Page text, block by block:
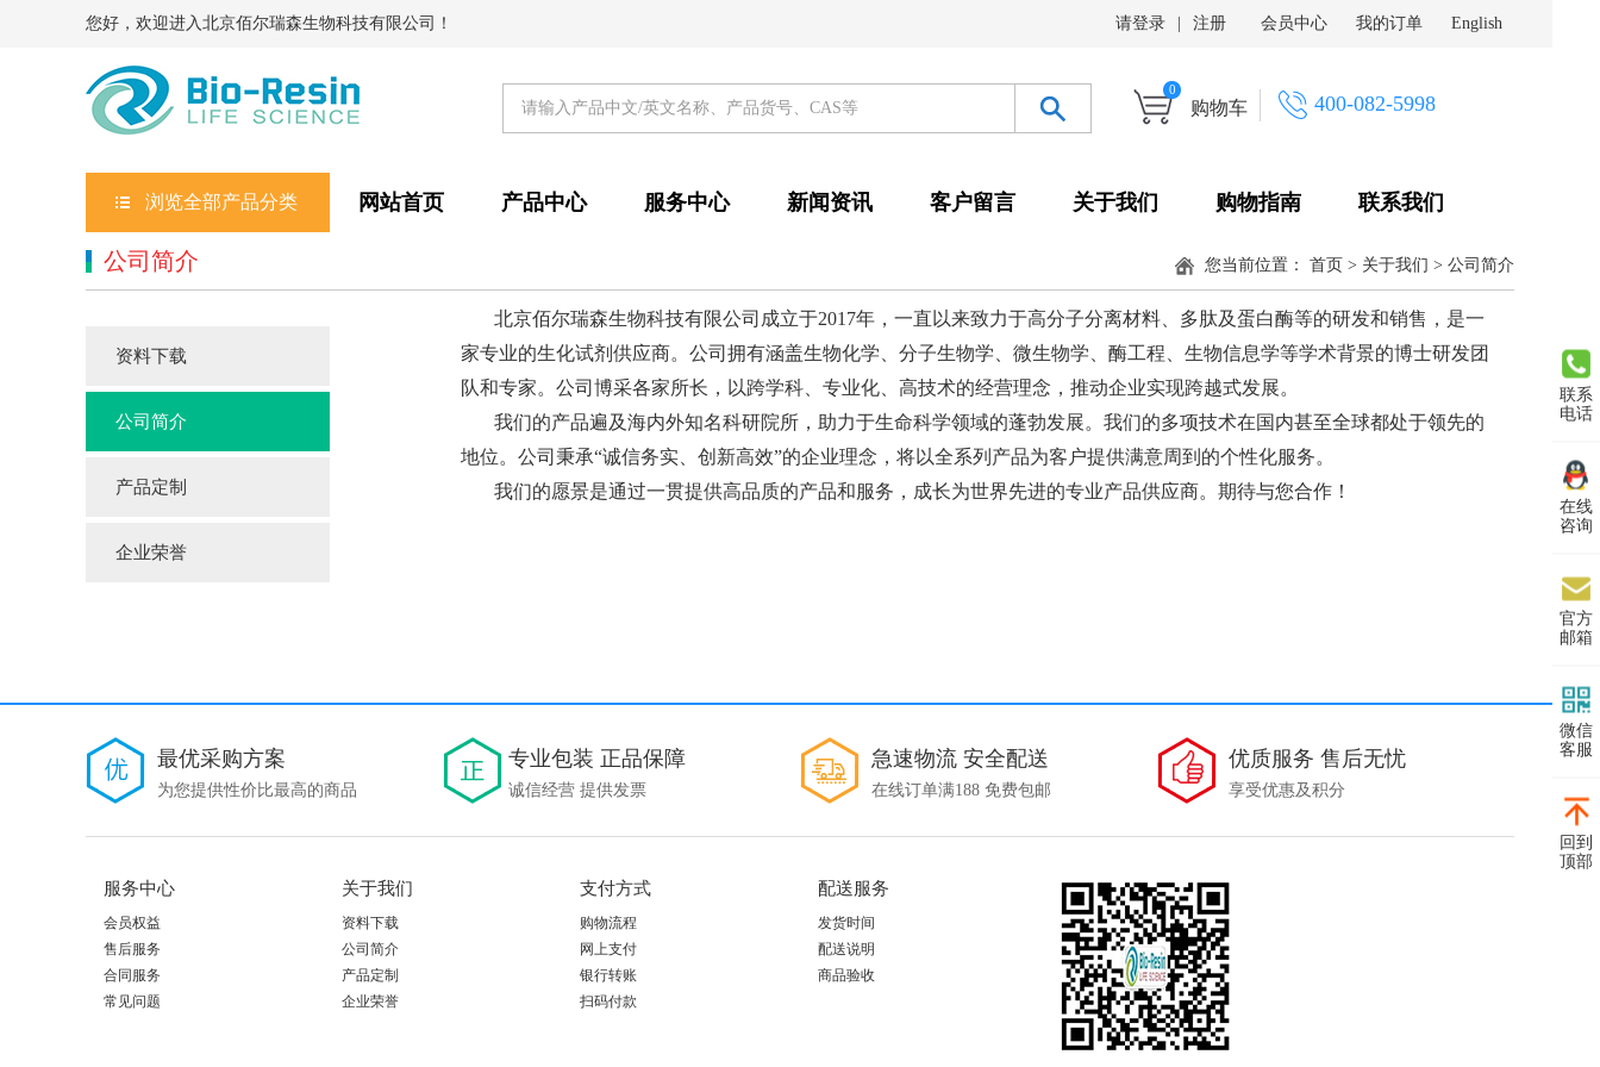
您好，欢迎进入北京佰尔瑞森生物科技有限公司！ 请登录 注册 会员中心 我的订单 English
0
购物车 400-082-5998
浏览全部产品分类 网站首页 产品中心 服务中心 新闻资讯 客户留言 关于我们 购物指南 联系我们
公司简介 您当前位置： 首页 > 关于我们 > 公司简介
资料下载
公司简介
产品定制
企业荣誉
北京佰尔瑞森生物科技有限公司成立于2017年，一直以来致力于高分子分离材料、多肽及蛋白酶等的研发和销售，是一
家专业的生化试剂供应商。公司拥有涵盖生物化学、分子生物学、微生物学、酶工程、生物信息学等学术背景的博士研发团
队和专家。公司博采各家所长，以跨学科、专业化、高技术的经营理念，推动企业实现跨越式发展。
我们的产品遍及海内外知名科研院所，助力于生命科学领域的蓬勃发展。我们的多项技术在国内甚至全球都处于领先的
地位。公司秉承“诚信务实、创新高效”的企业理念，将以全系列产品为客户提供满意周到的个性化服务。
我们的愿景是通过一贯提供高品质的产品和服务，成长为世界先进的专业产品供应商。期待与您合作！
最优采购方案
为您提供性价比最高的商品
专业包装 正品保障
诚信经营 提供发票
急速物流 安全配送
在线订单满188 免费包邮
优质服务 售后无忧
享受优惠及积分
服务中心
会员权益
售后服务
合同服务
常见问题
关于我们
资料下载
公司简介
产品定制
企业荣誉
支付方式
购物流程
网上支付
银行转账
扫码付款
配送服务
发货时间
配送说明
商品验收
联系
电话
在线
咨询
官方
邮箱
微信
客服
回到
顶部